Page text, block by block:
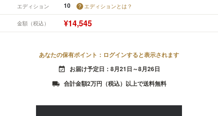
エディション 10 エディションとは？
金額（税込） ¥14,545
あなたの保有ポイント：ログインすると表示されます
event_available お届け予定日：8月21日～8月26日
local_shipping 合計金額2万円（税込）以上で送料無料